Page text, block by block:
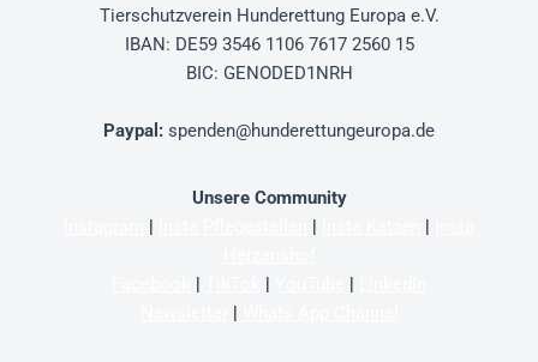
Tierschutzverein Hunderettung Europa e.V.
IBAN: DE59 3546 1106 7617 2560 15
BIC: GENODED1NRH
Paypal : spenden@hunderettungeuropa.de
Unsere Community
| | |
| | |
|